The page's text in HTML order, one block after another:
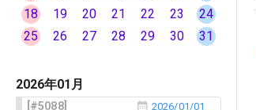
18
19 20 21 22 23
24
25
26 27 28 29 30 31
2026年01月
5088 2026/01/01